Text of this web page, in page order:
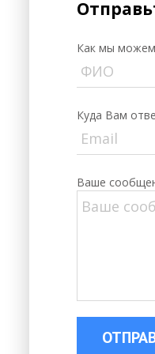
Как мы
Куда Вам
Ваше